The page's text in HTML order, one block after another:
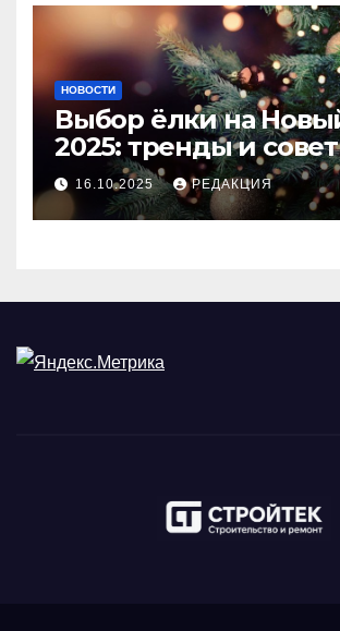
НОВОСТИ
Выбор ёлки на
2025: тренды и
идеального
16.10.2025 РЕДАКЦИЯ